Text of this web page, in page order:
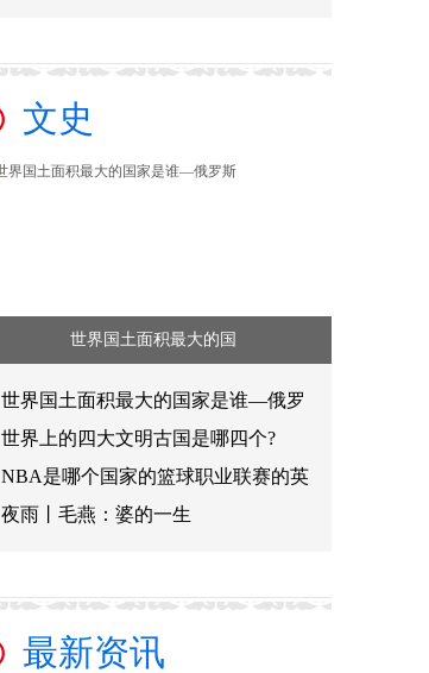
文史
世界国土面积最大的国
世界国土面积最大的国家是谁—俄罗
世界上的四⼤⽂明古国是哪四个?
NBA是哪个国家的篮球职业联赛的英
夜雨丨毛燕：婆的一生
最新资讯